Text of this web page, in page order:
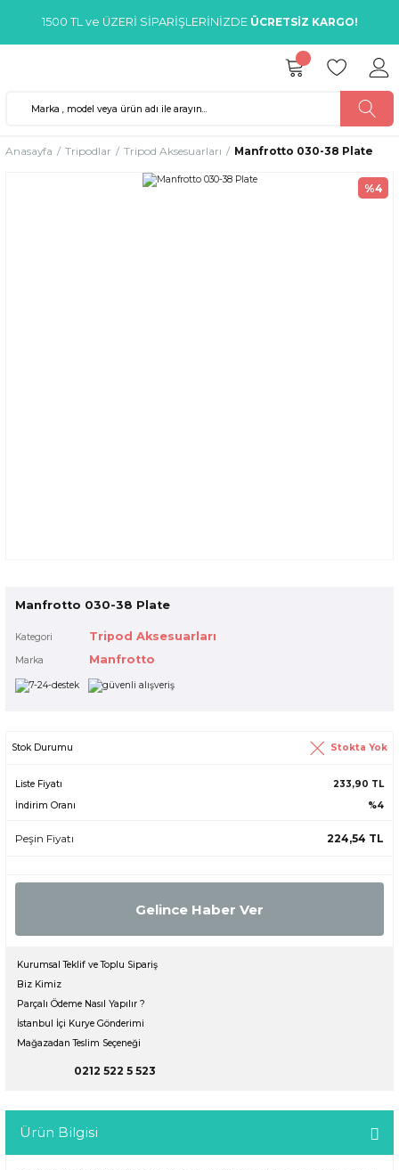
1500 TL ve ÜZERİ SİPARİŞLERİNİZDE ÜCRETSİZ KARGO!
Anasayfa Tripodlar Tripod Aksesuarları Manfrotto 030-38 Plate
%4
Manfrotto 030-38 Plate
Kategori Tripod Aksesuarları
Marka Manfrotto
Stok Durumu Stokta Yok
Liste Fiyatı
233,90 TL
İndirim Oranı
%4
Peşin Fiyatı 224,54 TL
Gelince Haber Ver
Kurumsal Teklif ve Toplu Sipariş
Biz Kimiz
Parçalı Ödeme Nasıl Yapılır ?
İstanbul İçi Kurye Gönderimi
Mağazadan Teslim Seçeneği
0212 522 5 523
Ürün Bilgisi